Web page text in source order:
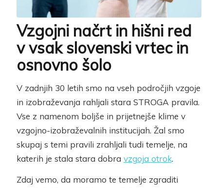
Vzgojni načrt in hišni red
v vsak slovenski vrtec in
osnovno šolo
V zadnjih 30 letih smo na vseh področjih vzgoje
in izobraževanja rahljali stara STROGA pravila.
Vse z namenom boljše in prijetnejše klime v
vzgojno-izobraževalnih institucijah. Žal smo
skupaj s temi pravili zrahljali tudi temelje, na
katerih je stala stara dobra vzgoja otrok.
Zdaj vemo, da moramo te temelje zgraditi